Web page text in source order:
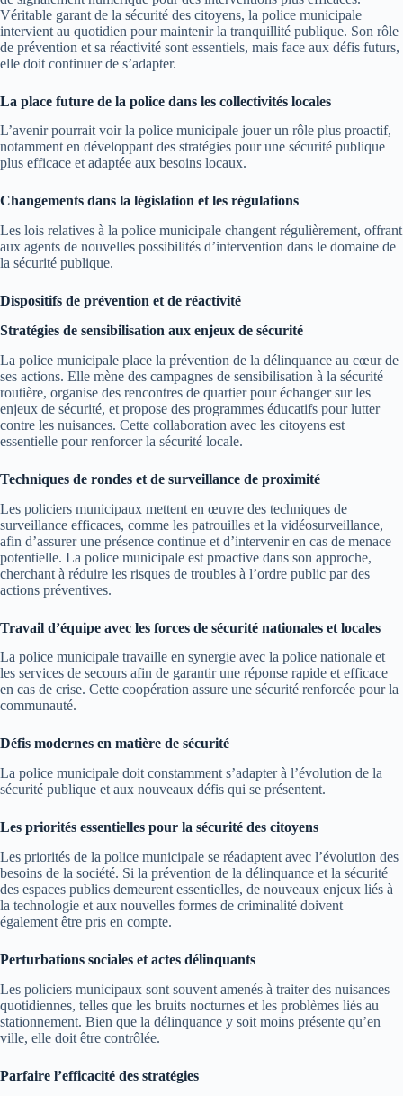
Véritable garant de la sécurité des citoyens, la police municipale
intervient au quotidien pour maintenir la tranquillité publique. Son rôle
de prévention et sa réactivité sont essentiels, mais face aux défis futurs,
elle doit continuer de s’adapter.
La place future de la police dans les collectivités locales
L’avenir pourrait voir la police municipale jouer un rôle plus proactif,
notamment en développant des stratégies pour une sécurité publique
plus efficace et adaptée aux besoins locaux.
Changements dans la législation et les régulations
Les lois relatives à la police municipale changent régulièrement, offrant
aux agents de nouvelles possibilités d’intervention dans le domaine de
la sécurité publique.
Dispositifs de prévention et de réactivité
Stratégies de sensibilisation aux enjeux de sécurité
La police municipale place la prévention de la délinquance au cœur de
ses actions. Elle mène des campagnes de sensibilisation à la sécurité
routière, organise des rencontres de quartier pour échanger sur les
enjeux de sécurité, et propose des programmes éducatifs pour lutter
contre les nuisances. Cette collaboration avec les citoyens est
essentielle pour renforcer la sécurité locale.
Techniques de rondes et de surveillance de proximité
Les policiers municipaux mettent en œuvre des techniques de
surveillance efficaces, comme les patrouilles et la vidéosurveillance,
afin d’assurer une présence continue et d’intervenir en cas de menace
potentielle. La police municipale est proactive dans son approche,
cherchant à réduire les risques de troubles à l’ordre public par des
actions préventives.
Travail d’équipe avec les forces de sécurité nationales et locales
La police municipale travaille en synergie avec la police nationale et
les services de secours afin de garantir une réponse rapide et efficace
en cas de crise. Cette coopération assure une sécurité renforcée pour la
communauté.
Défis modernes en matière de sécurité
La police municipale doit constamment s’adapter à l’évolution de la
sécurité publique et aux nouveaux défis qui se présentent.
Les priorités essentielles pour la sécurité des citoyens
Les priorités de la police municipale se réadaptent avec l’évolution des
besoins de la société. Si la prévention de la délinquance et la sécurité
des espaces publics demeurent essentielles, de nouveaux enjeux liés à
la technologie et aux nouvelles formes de criminalité doivent
également être pris en compte.
Perturbations sociales et actes délinquants
Les policiers municipaux sont souvent amenés à traiter des nuisances
quotidiennes, telles que les bruits nocturnes et les problèmes liés au
stationnement. Bien que la délinquance y soit moins présente qu’en
ville, elle doit être contrôlée.
Parfaire l’efficacité des stratégies